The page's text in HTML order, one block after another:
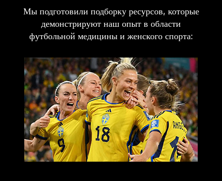
Мы подготовили подборку ресурсов, которые
демонстрируют наш опыт в области
футбольной медицины и женского спорта: